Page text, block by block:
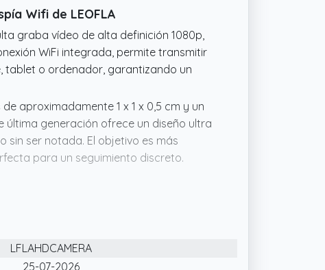
Wifi de LEOFLA
graba vídeo de alta definición 1080p,
WiFi integrada, permite transmitir
tablet o ordenador, garantizando un
aproximadamente 1 x 1 x 0,5 cm y un
generación ofrece un diseño ultra
sin ser notada. El objetivo es más
para un seguimiento discreto.
infrarrojos invisibles, la microcámara
que no se pierda ningún
la instalación es sencilla e intuitiva.
LFLAHDCAMERA
25-07-2026